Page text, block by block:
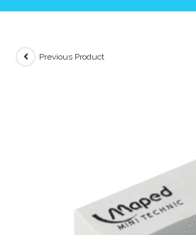
Previous Product